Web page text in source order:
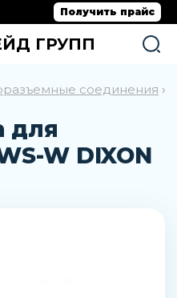
Получить прайс
ГРУПП
соединения »
для
W DIXON